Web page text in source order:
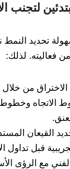
لتجنب
تحديد النمط
فعاليته. لذلك:
الاختراق من
وخطوط
القيعان
قبل تداول
مع الرؤى